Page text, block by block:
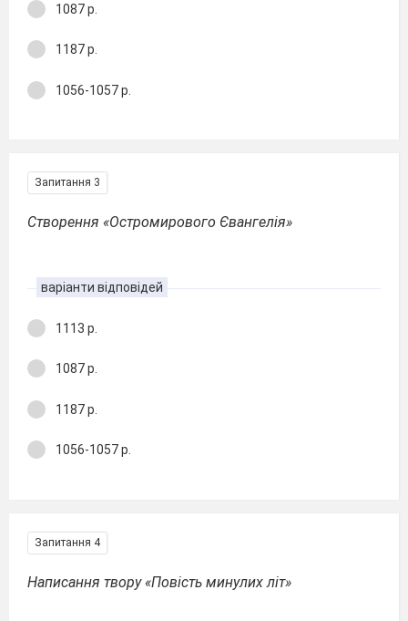
1087 р.
1187 р.
1056-1057 р.
Запитання 3
Створення «Остромирового Євангелія»
варіанти відповідей
1113 р.
1087 р.
1187 р.
1056-1057 р.
Запитання 4
Написання твору «Повість минулих літ»